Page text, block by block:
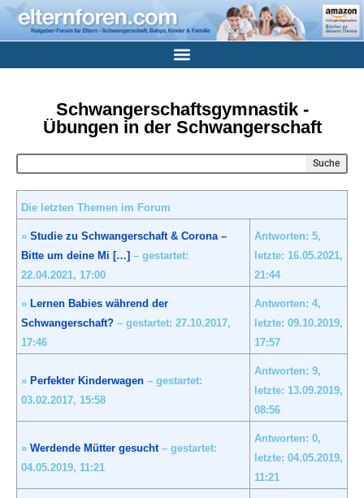
Schwangerschaftsgymnastik -
Übungen in der Schwangerschaft
Suche
Die letzten Themen im Forum
» Studie zu Schwangerschaft & Corona –
Bitte um deine Mi […] – gestartet:
22.04.2021, 17:00
Antworten: 5,
letzte: 16.05.2021,
21:44
» Lernen Babies während der
Schwangerschaft? – gestartet: 27.10.2017,
17:46
Antworten: 4,
letzte: 09.10.2019,
17:57
» Perfekter Kinderwagen – gestartet:
03.02.2017, 15:58
Antworten: 9,
letzte: 13.09.2019,
08:56
» Werdende Mütter gesucht – gestartet:
04.05.2019, 11:21
Antworten: 0,
letzte: 04.05.2019,
11:21